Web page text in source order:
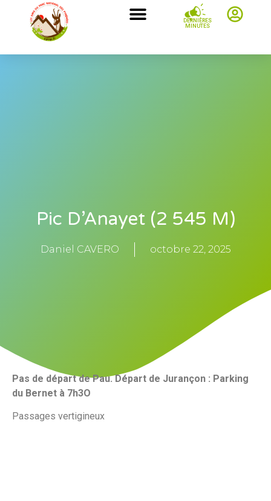
DERNIÈRES
MINUTES
Pic D’Anayet (2 545 M)
Daniel CAVERO octobre 22, 2025
Pas de départ de Pau.Départ de Jurançon : Parking
du Bernet à 7h3O
Passages vertigineux